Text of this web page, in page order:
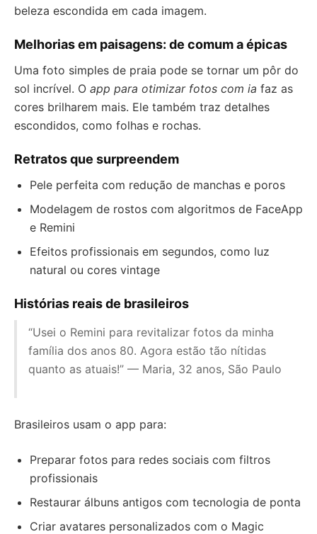
beleza escondida em cada imagem.
Melhorias em paisagens: de comum a épicas
Uma foto simples de praia pode se tornar um pôr do
sol incrível. O app para otimizar fotos com ia faz as
cores brilharem mais. Ele também traz detalhes
escondidos, como folhas e rochas.
Retratos que surpreendem
Pele perfeita com redução de manchas e poros
Modelagem de rostos com algoritmos de FaceApp
e Remini
Efeitos profissionais em segundos, como luz
natural ou cores vintage
Histórias reais de brasileiros
“Usei o Remini para revitalizar fotos da minha
família dos anos 80. Agora estão tão nítidas
quanto as atuais!” — Maria, 32 anos, São Paulo
Brasileiros usam o app para:
Preparar fotos para redes sociais com filtros
profissionais
Restaurar álbuns antigos com tecnologia de ponta
Criar avatares personalizados com o Magic